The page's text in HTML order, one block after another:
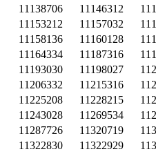
11138706
11146312
11153212
11157032
11158136
11160128
11164334
11187316
11193030
11198027
11206332
11215316
11225208
11228215
11243028
11269534
11287726
11320719
11322830
11322929